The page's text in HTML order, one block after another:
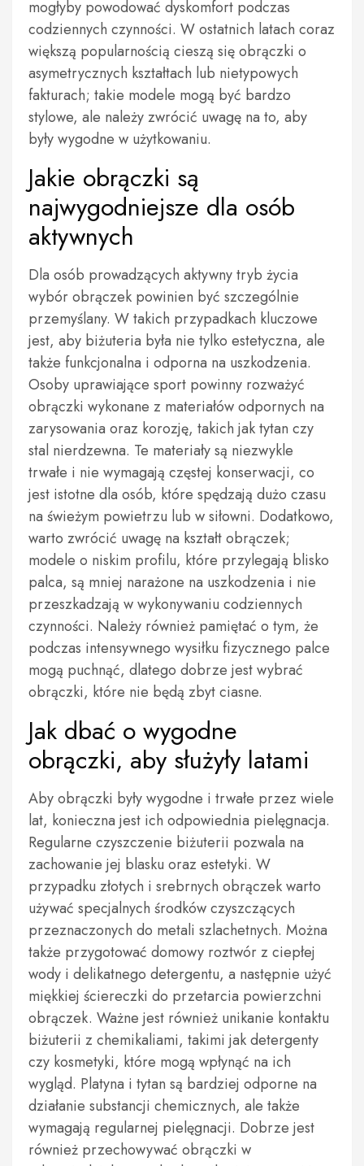
mogłyby powodować dyskomfort podczas
codziennych czynności. W ostatnich latach coraz
większą popularnością cieszą się obrączki o
asymetrycznych kształtach lub nietypowych
fakturach; takie modele mogą być bardzo
stylowe, ale należy zwrócić uwagę na to, aby
były wygodne w użytkowaniu.
Jakie obrączki są
najwygodniejsze dla osób
aktywnych
Dla osób prowadzących aktywny tryb życia
wybór obrączek powinien być szczególnie
przemyślany. W takich przypadkach kluczowe
jest, aby biżuteria była nie tylko estetyczna, ale
także funkcjonalna i odporna na uszkodzenia.
Osoby uprawiające sport powinny rozważyć
obrączki wykonane z materiałów odpornych na
zarysowania oraz korozję, takich jak tytan czy
stal nierdzewna. Te materiały są niezwykle
trwałe i nie wymagają częstej konserwacji, co
jest istotne dla osób, które spędzają dużo czasu
na świeżym powietrzu lub w siłowni. Dodatkowo,
warto zwrócić uwagę na kształt obrączek;
modele o niskim profilu, które przylegają blisko
palca, są mniej narażone na uszkodzenia i nie
przeszkadzają w wykonywaniu codziennych
czynności. Należy również pamiętać o tym, że
podczas intensywnego wysiłku fizycznego palce
mogą puchnąć, dlatego dobrze jest wybrać
obrączki, które nie będą zbyt ciasne.
Jak dbać o wygodne
obrączki, aby służyły latami
Aby obrączki były wygodne i trwałe przez wiele
lat, konieczna jest ich odpowiednia pielęgnacja.
Regularne czyszczenie biżuterii pozwala na
zachowanie jej blasku oraz estetyki. W
przypadku złotych i srebrnych obrączek warto
używać specjalnych środków czyszczących
przeznaczonych do metali szlachetnych. Można
także przygotować domowy roztwór z ciepłej
wody i delikatnego detergentu, a następnie użyć
miękkiej ściereczki do przetarcia powierzchni
obrączek. Ważne jest również unikanie kontaktu
biżuterii z chemikaliami, takimi jak detergenty
czy kosmetyki, które mogą wpłynąć na ich
wygląd. Platyna i tytan są bardziej odporne na
działanie substancji chemicznych, ale także
wymagają regularnej pielęgnacji. Dobrze jest
również przechowywać obrączki w